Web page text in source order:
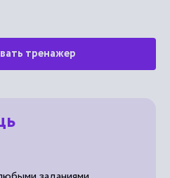
тренажер